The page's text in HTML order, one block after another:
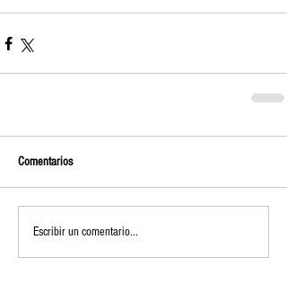
Comentarios
Escribir un comentario...